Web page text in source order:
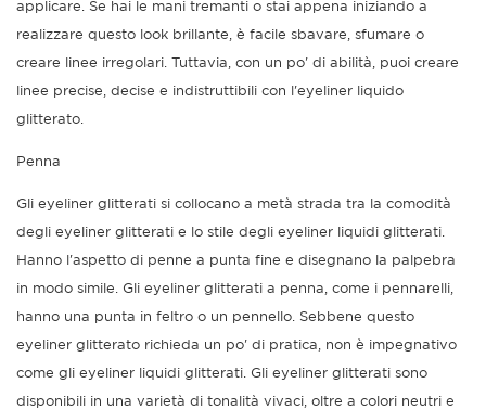
applicare. Se hai le mani tremanti o stai appena iniziando a
realizzare questo look brillante, è facile sbavare, sfumare o
creare linee irregolari. Tuttavia, con un po' di abilità, puoi creare
linee precise, decise e indistruttibili con l'eyeliner liquido
glitterato.
Penna
Gli eyeliner glitterati si collocano a metà strada tra la comodità
degli eyeliner glitterati e lo stile degli eyeliner liquidi glitterati.
Hanno l'aspetto di penne a punta fine e disegnano la palpebra
in modo simile. Gli eyeliner glitterati a penna, come i pennarelli,
hanno una punta in feltro o un pennello. Sebbene questo
eyeliner glitterato richieda un po' di pratica, non è impegnativo
come gli eyeliner liquidi glitterati. Gli eyeliner glitterati sono
disponibili in una varietà di tonalità vivaci, oltre a colori neutri e